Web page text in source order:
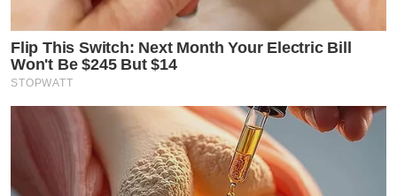
Flip This Switch: Next Month Your Electric Bill
Won't Be $245 But $14
STOPWATT